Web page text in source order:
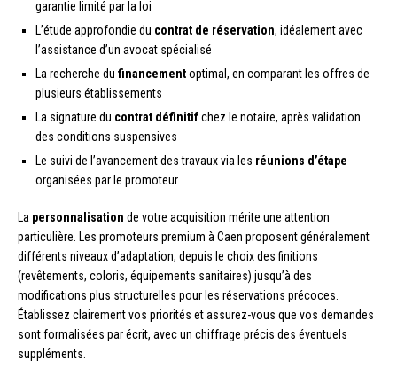
garantie limité par la loi
L’étude approfondie du contrat de réservation, idéalement avec
l’assistance d’un avocat spécialisé
La recherche du financementoptimal, en comparant les offres de
plusieurs établissements
La signature du contrat définitifchez le notaire, après validation
des conditions suspensives
Le suivi de l’avancement des travaux via les réunions d’étape
organisées par le promoteur
La personnalisation de votre acquisition mérite une attention
particulière. Les promoteurs premium à Caen proposent généralement
différents niveaux d’adaptation, depuis le choix des finitions
(revêtements, coloris, équipements sanitaires) jusqu’à des
modifications plus structurelles pour les réservations précoces.
Établissez clairement vos priorités et assurez-vous que vos demandes
sont formalisées par écrit, avec un chiffrage précis des éventuels
suppléments.